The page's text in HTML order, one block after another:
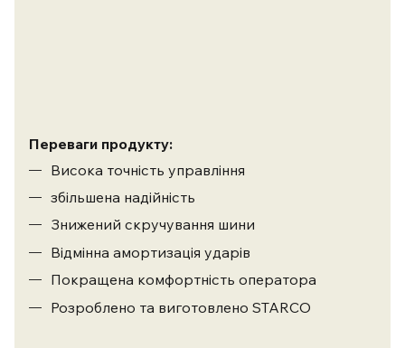
Переваги продукту:
Висока точність управління
збільшена надійність
Знижений скручування шини
Відмінна амортизація ударів
Покращена комфортність оператора
Розроблено та виготовлено STARCO